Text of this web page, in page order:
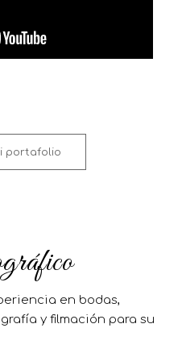
portafolio
en bodas,
y filmación para su